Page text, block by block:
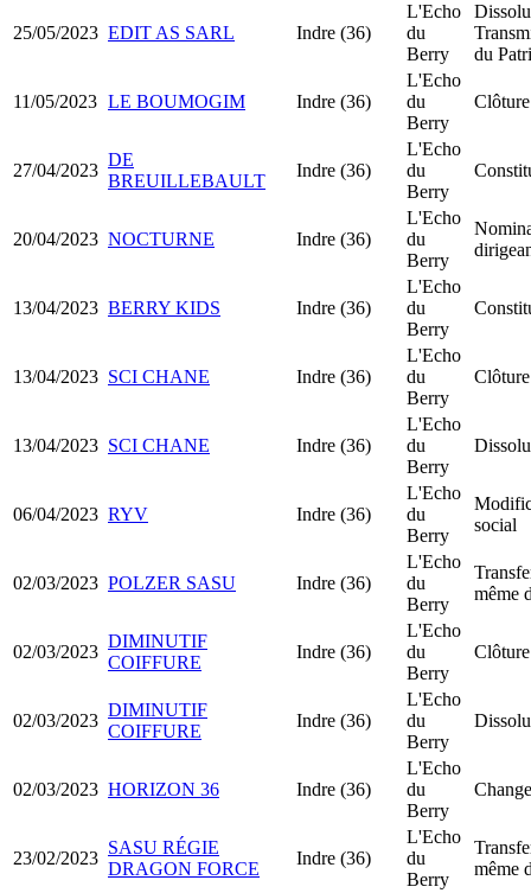
25/05/2023 EDIT AS SARL Indre (36)
L'Echo
du
Berry
du
11/05/2023 LE BOUMOGIM Indre (36)
L'Echo
du
Berry
27/04/2023
DE
BREUILLEBAULT
Indre (36)
L'Echo
du
Berry
20/04/2023 NOCTURNE Indre (36)
L'Echo
du
Berry
13/04/2023 BERRY KIDS Indre (36)
L'Echo
du
Berry
13/04/2023 SCI CHANE Indre (36)
L'Echo
du
Berry
13/04/2023 SCI CHANE Indre (36)
L'Echo
du
Berry
06/04/2023 RYV Indre (36)
L'Echo
du
Berry
social
02/03/2023 POLZER SASU Indre (36)
L'Echo
du
Berry
même
02/03/2023
DIMINUTIF
COIFFURE
Indre (36)
L'Echo
du
Berry
02/03/2023
DIMINUTIF
COIFFURE
Indre (36)
L'Echo
du
Berry
02/03/2023 HORIZON 36 Indre (36)
L'Echo
du
Berry
23/02/2023
SASU RÉGIE
DRAGON FORCE
Indre (36)
L'Echo
du
Berry
même